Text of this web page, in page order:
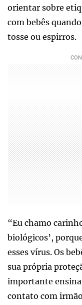
orientar sobre
com bebês
tosse ou espirros.
“Eu chamo
biológicos’,
esses vírus. Os
sua própria
importante
contato com